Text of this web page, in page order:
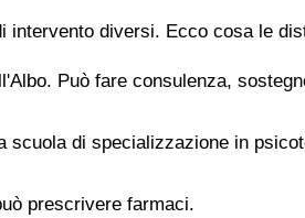
intervento diversi. Ecco cosa le
Può fare consulenza,
di specializzazione in
prescrivere farmaci.